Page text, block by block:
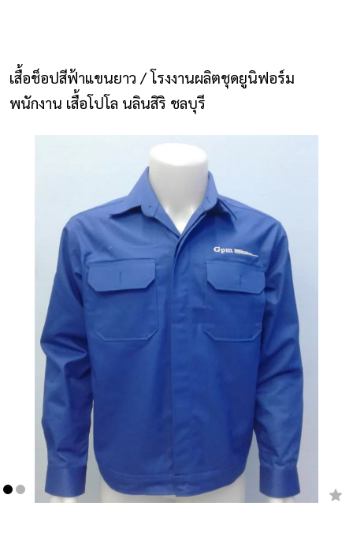
หน้าแรก
ติดต่อเรา
รายการโปรด
โปรแกรมออกแบบยูนิฟอร์ม
เสื้อแจ็คเก็ต
เสื้อกั๊ก
เสื้อยืดคอกลม
กางเกง
ผ้ากันเปื้อน
ชุดคลุมท้อง
เสื้อช็อปสีฟ้าแขนยาว / โรงงานผลิตชุดยูนิฟอร์ม
พนักงาน เสื้อโปโล นลินสิริ ชลบุรี